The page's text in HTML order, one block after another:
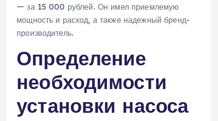
ー за 15 000 рублей. Он имел приемлемую
мощность и расход, а также надежный бренд-
производитель.
Определение
необходимости
установки насоса